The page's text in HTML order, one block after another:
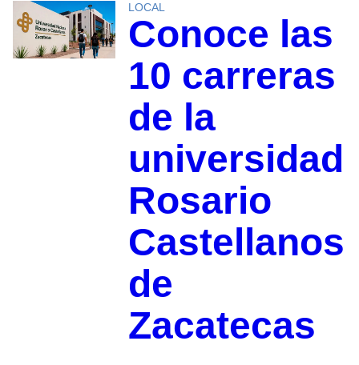
LOCAL
Conoce las
10 carreras
de la
universidad
Rosario
Castellanos
de
Zacatecas